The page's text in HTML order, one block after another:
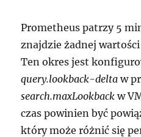
Prometheus patrzy 5
znajdzie żadnej
Ten okres jest
query.lookback-deltaw
search.maxLookback w
czas powinien być
który może różnić się